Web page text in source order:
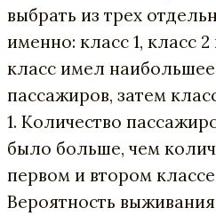
выбрать из трех
именно: класс 1, класс
класс имел
пассажиров, затем
1. Количество
было больше, чем
первом и втором
Вероятность